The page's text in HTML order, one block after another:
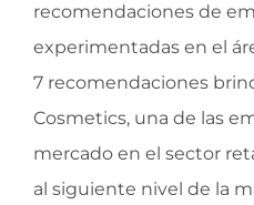
recomendaciones de
experimentadas en el
7 recomendaciones
Cosmetics, una de las
mercado en el sector
al siguiente nivel de la